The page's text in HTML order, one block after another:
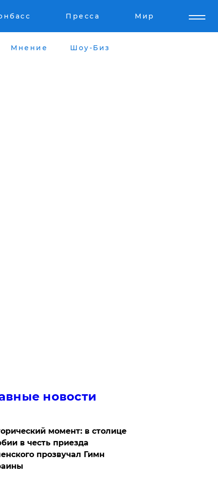
Пресса Мир
Мнение Шоу-Биз
новости
момент: в столице
в честь приезда
прозвучал Гимн